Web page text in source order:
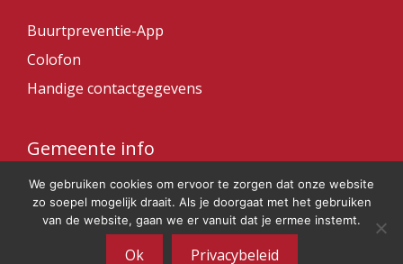
Buurtpreventie-App
Colofon
Handige contactgegevens
Gemeente info
Gemeente Veendam
We gebruiken cookies om ervoor te zorgen dat onze website
zo soepel mogelijk draait. Als je doorgaat met het gebruiken
van de website, gaan we er vanuit dat je ermee instemt.
Ok Privacybeleid